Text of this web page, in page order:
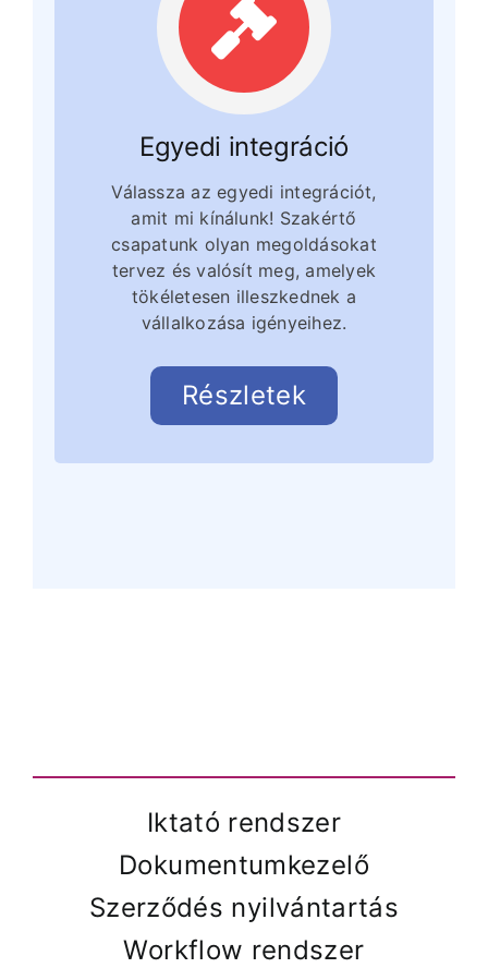
Egyedi integráció
Válassza az egyedi integrációt,
amit mi kínálunk! Szakértő
csapatunk olyan megoldásokat
tervez és valósít meg, amelyek
tökéletesen illeszkednek a
vállalkozása igényeihez.
Részletek
Iktató rendszer
Dokumentumkezelő
Szerződés nyilvántartás
Workflow rendszer